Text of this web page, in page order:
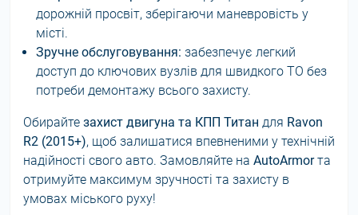
дорожній просвіт, зберігаючи маневровість у
місті.
Зручне обслуговування: забезпечує легкий
доступ до ключових вузлів для швидкого ТО без
потреби демонтажу всього захисту.
Обирайте захист двигуна та КПП Титан для Ravon
R2 (2015+), щоб залишатися впевненими у технічній
надійності свого авто. Замовляйте на AutoArmorта
отримуйте максимум зручності та захисту в
умовах міського руху!